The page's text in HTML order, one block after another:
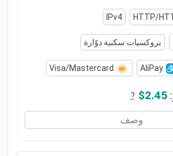
HTTP/
IPv4
بروكسيات سكنية دوّارة
AliPay
Visa/Mastercard
$2.45
?
وصف